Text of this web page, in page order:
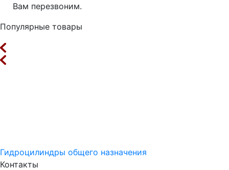
Вам перезвоним.
Популярные товары
Гидроцилиндры общего назначения
Контакты